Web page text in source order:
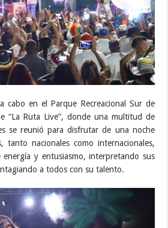
cabo en el Parque Recreacional Sur de
“La Ruta Live”, donde una multitud de
se reunió para disfrutar de una noche
tanto nacionales como internacionales,
y entusiasmo, interpretando sus
a todos con su talento.